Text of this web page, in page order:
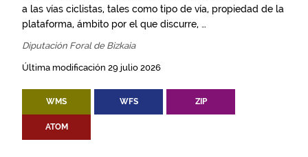
a las vías ciclistas, tales como tipo de vía, propiedad de la
plataforma, ámbito por el que discurre, …
Diputación Foral de Bizkaia
Última modificación 29 julio 2026
WMS WFS ZIP
ATOM